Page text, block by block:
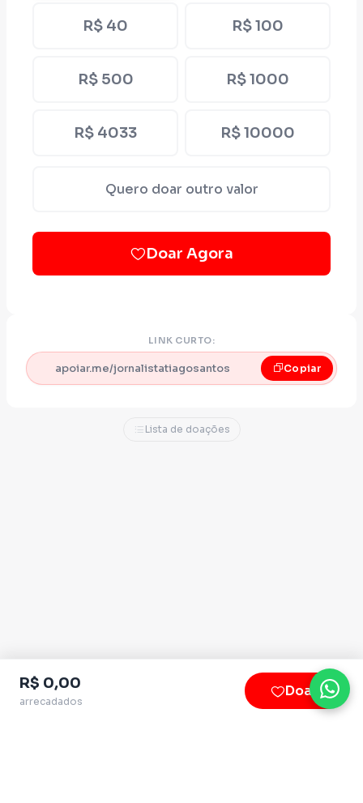
R$ 40 R$ 100
R$ 500 R$ 1000
R$ 4033 R$ 10000
Quero doar outro valor
Doar Agora
LINK CURTO:
apoiar.me/jornalistatiagosantos Copiar
Lista de doações
R$ 0,00
arrecadados
Doar